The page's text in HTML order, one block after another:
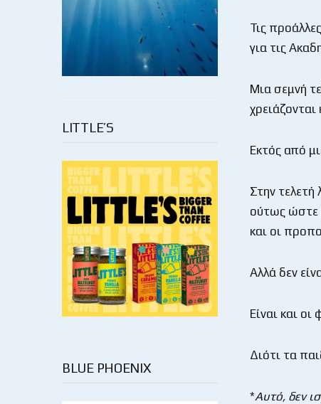
LITTLE’S
BLUE PHOENIX
Τις
για τις
Μια σεμνή
χρειάζονται
Εκτός από
Στην
ούτως ώστε
και οι
Αλλά δεν
Είναι και
Διότι τα
*Αυτό, δεν